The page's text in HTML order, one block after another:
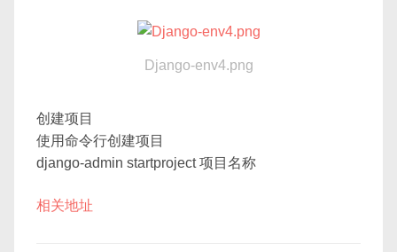
Django-env4.png
创建项目
使用命令行创建项目
django-admin startproject 项目名称
相关地址